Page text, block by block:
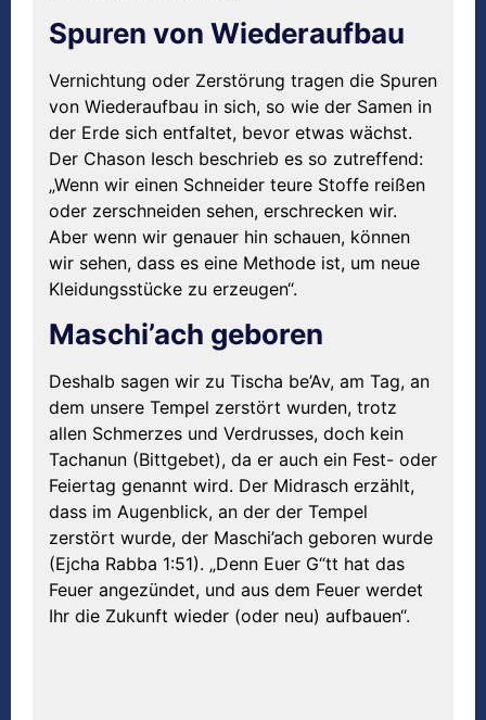
Spuren von Wiederaufbau
Vernichtung oder Zerstörung tragen die Spuren
von Wiederaufbau in sich, so wie der Samen in
der Erde sich entfaltet, bevor etwas wächst.
Der Chason Iesch beschrieb es so zutreffend:
„Wenn wir einen Schneider teure Stoffe reißen
oder zerschneiden sehen, erschrecken wir.
Aber wenn wir genauer hin schauen, können
wir sehen, dass es eine Methode ist, um neue
Kleidungsstücke zu erzeugen“.
Maschi’ach geboren
Deshalb sagen wir zu Tischa be’Av, am Tag, an
dem unsere Tempel zerstört wurden, trotz
allen Schmerzes und Verdrusses, doch kein
Tachanun (Bittgebet), da er auch ein Fest- oder
Feiertag genannt wird. Der Midrasch erzählt,
dass im Augenblick, an der der Tempel
zerstört wurde, der Maschi’ach geboren wurde
(Ejcha Rabba 1:51). „Denn Euer G“tt hat das
Feuer angezündet, und aus dem Feuer werdet
Ihr die Zukunft wieder (oder neu) aufbauen“.